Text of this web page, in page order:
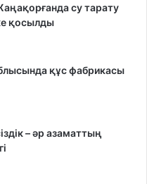
су тарату
қосылды
құс фабрикасы
– әр азаматтың